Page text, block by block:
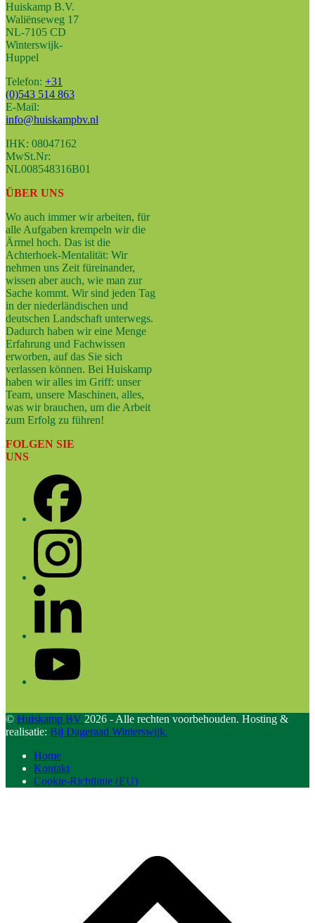
Huiskamp B.V.
Waliënseweg 17
NL-7105 CD
Winterswijk-
Huppel
Telefon: +31
(0)543 514 863
E-Mail:
info@huiskampbv.nl
IHK: 08047162
MwSt.Nr:
NL008548316B01
ÜBER UNS
Wo auch immer wir arbeiten, für
alle Aufgaben krempeln wir die
Ärmel hoch. Das ist die
Achterhoek-Mentalität: Wir
nehmen uns Zeit füreinander,
wissen aber auch, wie man zur
Sache kommt. Wir sind jeden Tag
in der niederländischen und
deutschen Landschaft unterwegs.
Dadurch haben wir eine Menge
Erfahrung und Fachwissen
erworben, auf das Sie sich
verlassen können. Bei Huiskamp
haben wir alles im Griff: unser
Team, unsere Maschinen, alles,
was wir brauchen, um die Arbeit
zum Erfolg zu führen!
FOLGEN SIE
UNS
© Huiskamp BV 2026 - Alle rechten voorbehouden. Hosting &
realisatie: Bij Dageraad Winterswijk.
Home
Kontakt
Cookie-Richtlinie (EU)